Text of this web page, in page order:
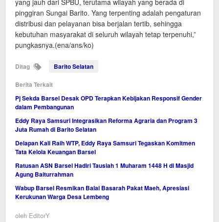
pinggiran Sungai Barito. Yang terpenting adalah pengaturan
distribusi dan pelayanan bisa berjalan tertib, sehingga
kebutuhan masyarakat di seluruh wilayah tetap terpenuhi,”
pungkasnya.(ena/ans/ko)
Ditag Barito Selatan
Berita Terkait
Pj Sekda Barsel Desak OPD Terapkan Kebijakan Responsif Gender
dalam Pembangunan
Eddy Raya Samsuri Integrasikan Reforma Agraria dan Program 3
Juta Rumah di Barito Selatan
Delapan Kali Raih WTP, Eddy Raya Samsuri Tegaskan Komitmen
Tata Kelola Keuangan Barsel
Ratusan ASN Barsel Hadiri Tausiah 1 Muharam 1448 H di Masjid
Agung Baiturrahman
Wabup Barsel Resmikan Balai Basarah Pakat Maeh, Apresiasi
Kerukunan Warga Desa Lembeng
oleh EditorY